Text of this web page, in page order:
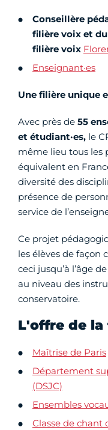
Conseillère
filière voix et
filière voix
Enseignant·es
Une filière unique
Avec près de 55
et étudiant·es, le
même lieu tous les
équivalent en
diversité des
présence de
service de
Ce projet
les élèves de façon
ceci jusqu’à l’âge de
au niveau des
conservatoire.
L'offre de
Maîtrise de Paris
Département
(DSJC)
Ensembles
Classe de